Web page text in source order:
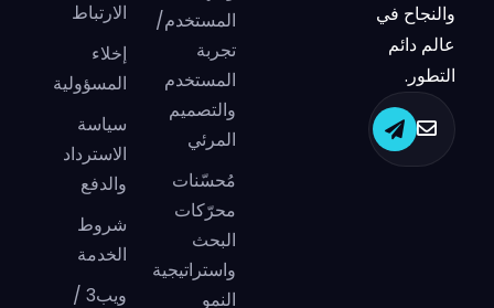
والنجاح في
عالم دائم
التطور.
المستخدم/
تجربة
المستخدم
والتصميم
المرئي
مُحسّنات
محرّكات
البحث
واستراتيجية
النمو
الارتباط
إخلاء
المسؤولية
سياسة
الاسترداد
والدفع
شروط
الخدمة
ويب3 /